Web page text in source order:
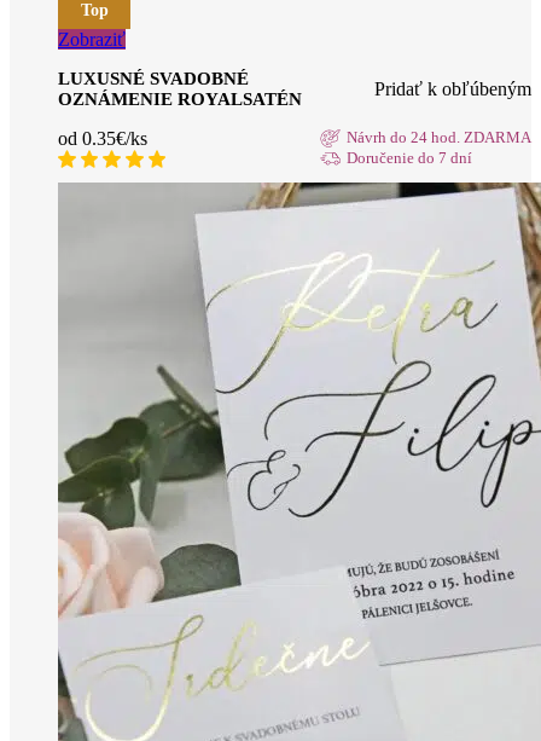
Top
Zobraziť
LUXUSNÉ SVADOBNÉ
OZNÁMENIE ROYALSATÉN
Pridať k obľúbeným
od 0.35€/ks
Návrh do 24 hod. ZDARMA
Doručenie do 7 dní